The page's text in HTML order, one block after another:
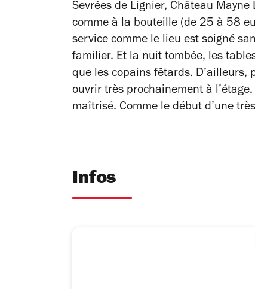
Sevrées de Lignier, Château
comme à la bouteille (de 25 à 58
service comme le lieu est soigné
familier. Et la nuit tombée, les
que les copains fêtards.
ouvrir très prochainement à
maîtrisé. Comme le début d’une
Infos